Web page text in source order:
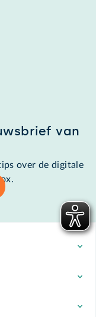
van
over de digitale